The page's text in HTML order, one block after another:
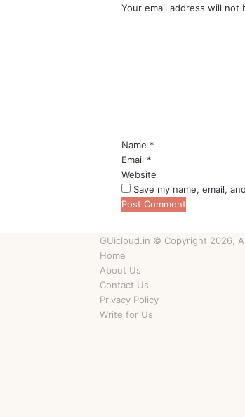
Your email address will not
Name *
Email *
Website
Save my name, email,
GUicloud.in © Copyright 2026,
Home
About Us
Contact Us
Privacy Policy
Write for Us